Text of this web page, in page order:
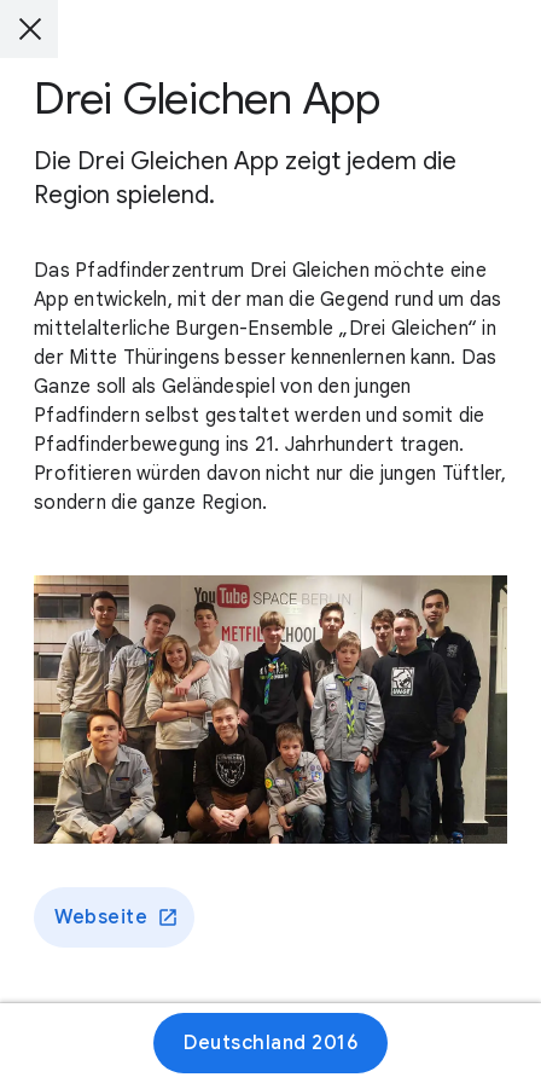
Drei Gleichen App
Die Drei Gleichen App zeigt jedem die
Region spielend.
Das Pfadfinderzentrum Drei Gleichen möchte eine
App entwickeln, mit der man die Gegend rund um das
mittelalterliche Burgen-Ensemble „Drei Gleichen“ in
der Mitte Thüringens besser kennenlernen kann. Das
Ganze soll als Geländespiel von den jungen
Pfadfindern selbst gestaltet werden und somit die
Pfadfinderbewegung ins 21. Jahrhundert tragen.
Profitieren würden davon nicht nur die jungen Tüftler,
sondern die ganze Region.
Webseite
Deutschland 2016